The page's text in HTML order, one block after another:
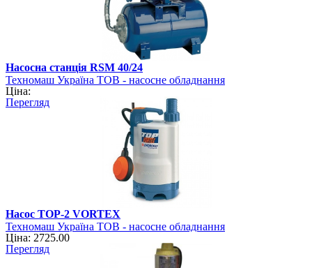
Насосна станція RSM 40/24
Техномаш Україна ТОВ - насосне обладнання
Ціна:
Перегляд
Насос TOP-2 VORTEX
Техномаш Україна ТОВ - насосне обладнання
Ціна: 2725.00
Перегляд